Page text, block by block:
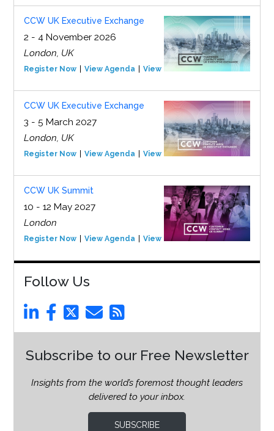
CCW UK Executive Exchange
2 - 4 November 2026
London, UK
Register Now View Agenda View Event
CCW UK Executive Exchange
3 - 5 March 2027
London, UK
Register Now View Agenda View Event
CCW UK Summit
10 - 12 May 2027
London
Register Now View Agenda View Event
Follow Us
Subscribe to our Free Newsletter
Insights from the world’s foremost thought leaders
delivered to your inbox.
SUBSCRIBE